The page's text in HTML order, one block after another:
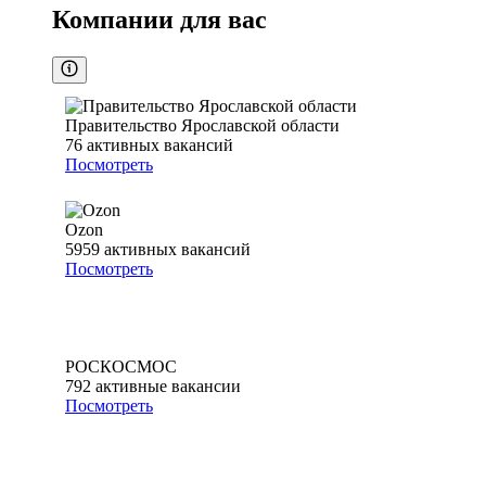
Компании для вас
Правительство Ярославской области
76 активных вакансий
Посмотреть
Ozon
5959 активных вакансий
Посмотреть
РОСКОСМОС
792 активные вакансии
Посмотреть